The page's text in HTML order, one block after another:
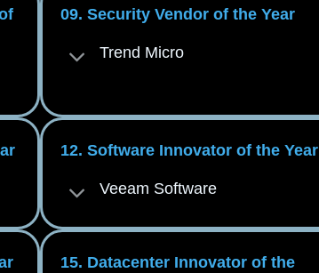
09. Security Vendor of the Year
Trend Micro
12. Software Innovator of the Year
Veeam Software
15. Datacenter Innovator of the